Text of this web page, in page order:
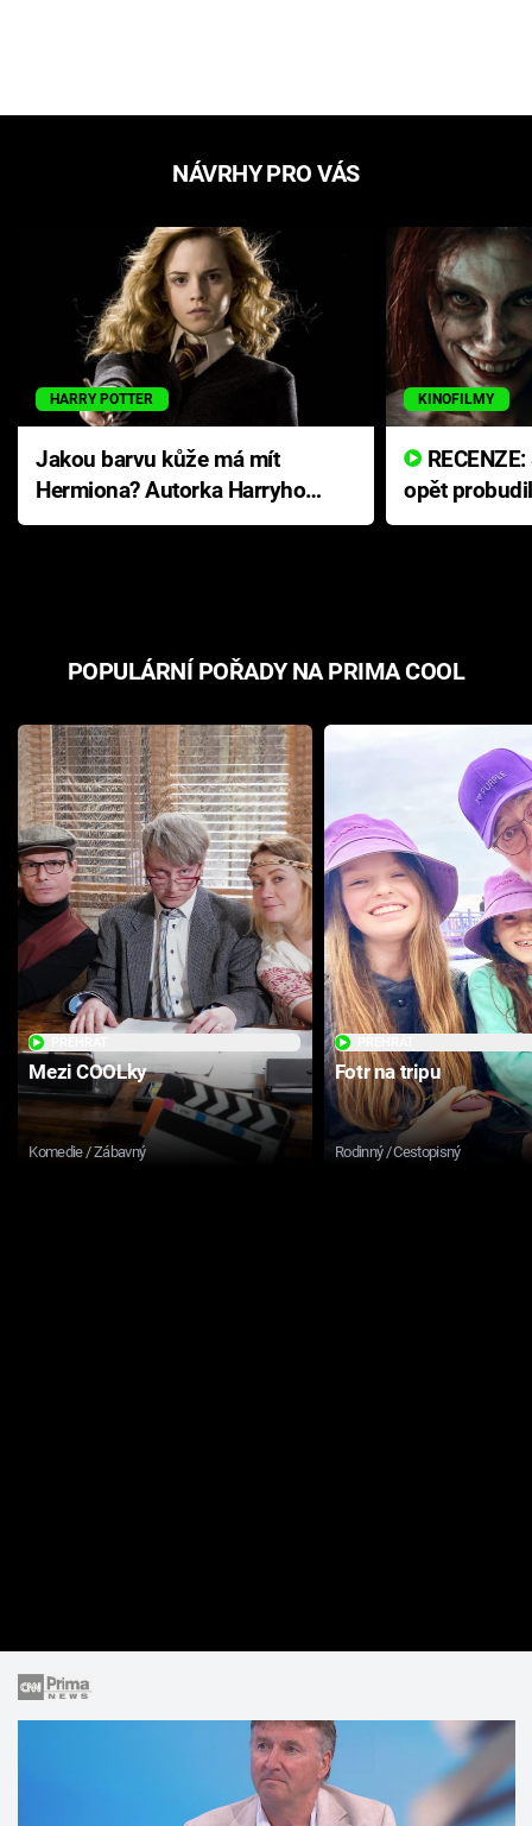
NÁVRHY PRO VÁS
HARRY POTTER
Jakou barvu kůže má mít
Hermiona? Autorka Harryho
Pottera přišla s ráznou
KINOFILMY
opět
přichází s
POPULÁRNÍ POŘADY NA PRIMA COOL
Mezi COOLky
Komedie / Zábavný
Fotr na tripu
Rodinný / Cestopisný